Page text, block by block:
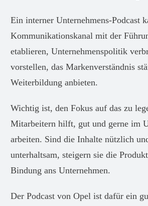
Ein interner Unternehmens-Podcast
Kommunikationskanal mit der
etablieren, Unternehmenspolitik
vorstellen, das Markenverständnis
Weiterbildung anbieten.
Wichtig ist, den Fokus auf das zu
Mitarbeitern hilft, gut und gerne im
arbeiten. Sind die Inhalte nützlich
unterhaltsam, steigern sie die
Bindung ans Unternehmen.
Der Podcast von Opel ist dafür ein